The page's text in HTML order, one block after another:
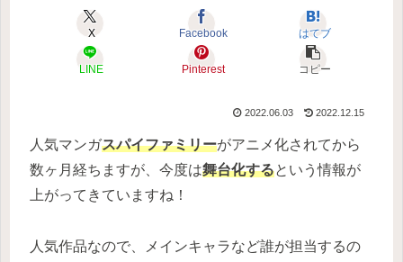
X Facebook はてブ
LINE Pinterest コピー
2022.06.03 2022.12.15
人気マンガスパイファミリーがアニメ化されてから
数ヶ月経ちますが、今度は舞台化するという情報が
上がってきていますね！
人気作品なので、メインキャラなど誰が担当するの